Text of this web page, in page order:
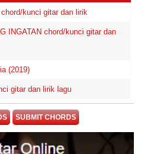
kunci gitar dan lirik
INGATAN chord/kunci gitar dan
(2019)
gitar dan lirik lagu
SUBMIT CHORDS